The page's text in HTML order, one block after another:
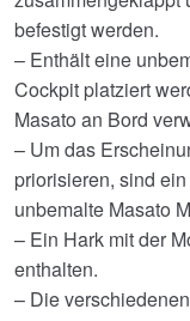
befestigt werden.
– Enthält eine
Cockpit platziert
Masato an Bord
– Um das
priorisieren, sind
unbemalte Masato
– Ein Hark mit der
enthalten.
– Die